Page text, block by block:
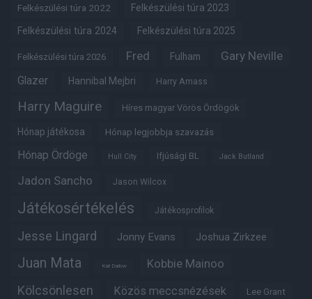
Felkészülési túra 2022 Felkészülési túra 2023
Felkészülési túra 2024 Felkészülési túra 2025
Felkészülési túra 2026 Fred Fulham Gary Neville
Glazer Hannibal Mejbri Harry Amass
Harry Maguire Híres magyar Vörös Ördögök
Hónap játékosa Hónap legjobbja szavazás
Hónap Ördöge Hull City Ifjúsági BL Jack Butland
Jadon Sancho Jason Wilcox
Játékosértékelés Játékosprofilok
Jesse Lingard Jonny Evans Joshua Zirkzee
Juan Mata Karl Darlow Kobbie Mainoo
Kölcsönlesen Közös meccsnézések Lee Grant